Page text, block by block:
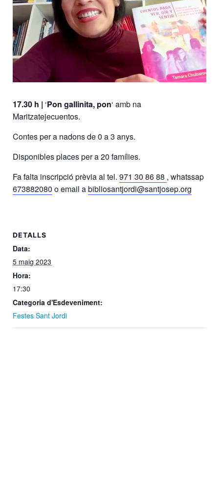
17.30 h | ‘Pon gallinita, pon‘ amb na
Maritzatejecuentos.
Contes per a nadons de 0 a 3 anys.
Disponibles places per a 20 famílies.
Fa falta inscripció prèvia al tel.971 30 86 88 , whatssap
673882080 o email abibliosantjordi@santjosep.org
DETALLS
Data:
5 maig 2023
Hora:
17:30
Categoria d'Esdeveniment:
Festes Sant Jordi